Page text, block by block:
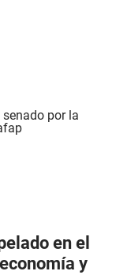
en el
y